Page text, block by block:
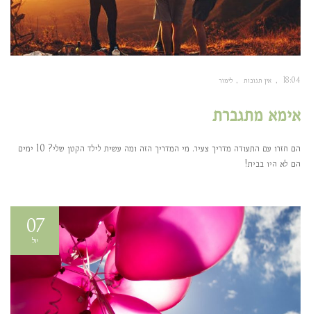
18:04 אין תגובות לימור
אימא מתגברת
הם חזרו עם התעודה מדריך צעיר. מי המדריך הזה ומה עשית לילד הקטן שלי? 10 ימים
הם לא היו בבית!
07
יול